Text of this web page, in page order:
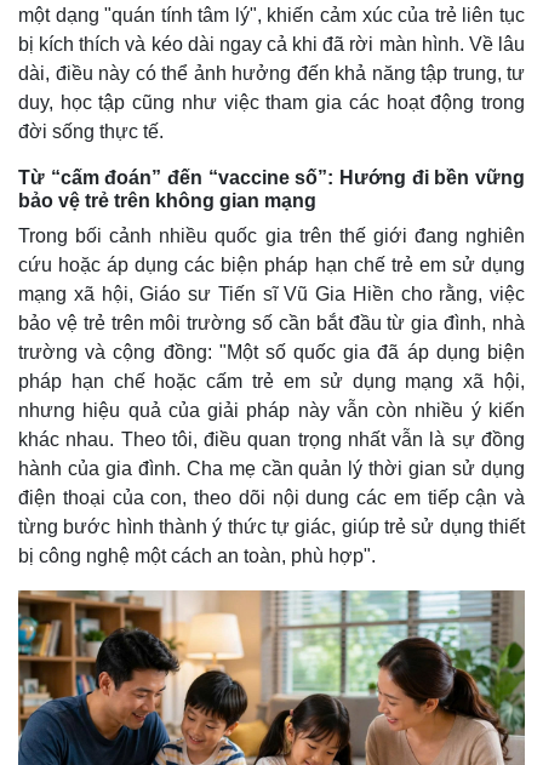
Cuộc sống đó đây
Hồ sơ
Ảnh
E-Magazine
Infographic
một dạng "quán tính tâm lý", khiến cảm xúc của trẻ liên tục
bị kích thích và kéo dài ngay cả khi đã rời màn hình. Về lâu
dài, điều này có thể ảnh hưởng đến khả năng tập trung, tư
duy, học tập cũng như việc tham gia các hoạt động trong
đời sống thực tế.
Từ “cấm đoán” đến “vaccine số”: Hướng đi bền vững
bảo vệ trẻ trên không gian mạng
Trong bối cảnh nhiều quốc gia trên thế giới đang nghiên
cứu hoặc áp dụng các biện pháp hạn chế trẻ em sử dụng
mạng xã hội, Giáo sư Tiến sĩ Vũ Gia Hiền cho rằng, việc
bảo vệ trẻ trên môi trường số cần bắt đầu từ gia đình, nhà
trường và cộng đồng: "Một số quốc gia đã áp dụng biện
pháp hạn chế hoặc cấm trẻ em sử dụng mạng xã hội,
nhưng hiệu quả của giải pháp này vẫn còn nhiều ý kiến
khác nhau. Theo tôi, điều quan trọng nhất vẫn là sự đồng
hành của gia đình. Cha mẹ cần quản lý thời gian sử dụng
điện thoại của con, theo dõi nội dung các em tiếp cận và
từng bước hình thành ý thức tự giác, giúp trẻ sử dụng thiết
bị công nghệ một cách an toàn, phù hợp".